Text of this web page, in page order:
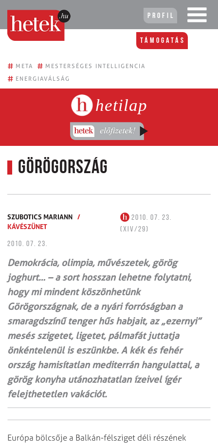
Profil
Támogatás
# META # MESTERSÉGES INTELLIGENCIA
# ENERGIAVÁLSÁG
hetilap
Görögország
SZUBOTICS MARIANN /
KÁVÉSZÜNET
2010. 07. 23.
(XIV/29)
2010. 07. 23.
Demokrácia, olimpia, művészetek, görög
joghurt… – a sort hosszan lehetne folytatni,
hogy mi mindent köszönhetünk
Görögországnak, de a nyári forróságban a
smaragdszínű tenger hűs habjait, az „ezernyi”
mesés szigetet, ligetet, pálmafát juttatja
önkéntelenül is eszünkbe. A kék és fehér
ország hamisítatlan mediterrán hangulattal, a
görög konyha utánozhatatlan ízeivel ígér
felejthetetlen vakációt.
Európa bölcsője a Balkán-félsziget déli részének